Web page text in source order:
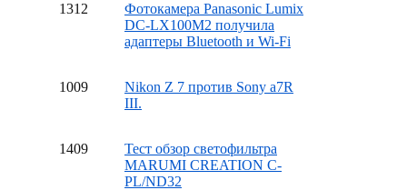
1312
Фотокамера Panasonic Lumix
DC-LX100M2 получила
адаптеры Bluetooth и Wi-Fi
1009
Nikon Z 7 против Sony a7R
III.
1409
Тест обзор светофильтра
MARUMI CREATION C-
PL/ND32